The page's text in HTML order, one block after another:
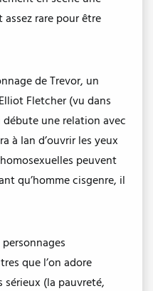
rare pour être
de Trevor, un
Fletcher (vu dans
débute une relation avec
à Ian d’ouvrir les yeux
peuvent
qu’homme cisgenre, il
que l’on adore
(la pauvreté,